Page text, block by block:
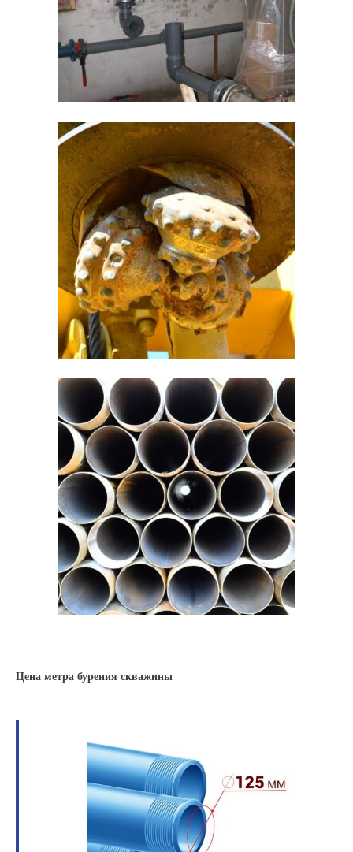
Цена метра бурения скважины